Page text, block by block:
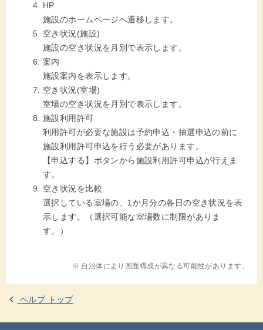
HP
施設のホームページへ遷移します。
空き状況(施設)
施設の空き状況を月別で表示します。
案内
施設案内を表示します。
空き状況(室場)
室場の空き状況を月別で表示します。
施設利用許可
利用許可が必要な施設は予約申込・抽選申込の前に
施設利用許可申込を行う必要があります。
【申込する】ボタンから施設利用許可申込が行えま
す。
空き状況を比較
選択している室場の、1か月分の各日の空き状況を表
示します。（選択可能な室場数に制限がありま
す。）
※ 自治体により画面構成が異なる可能性があります。
ヘルプ トップ